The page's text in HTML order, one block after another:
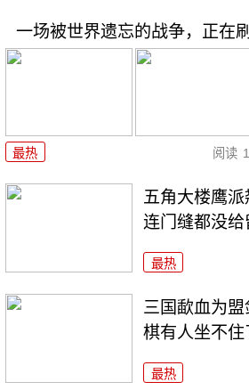
一场被世界遗忘的战争，正在
最热 阅读
五角大楼鹰
连门缝都没给
最热
三国歃血为
棋有人坐不住
最热